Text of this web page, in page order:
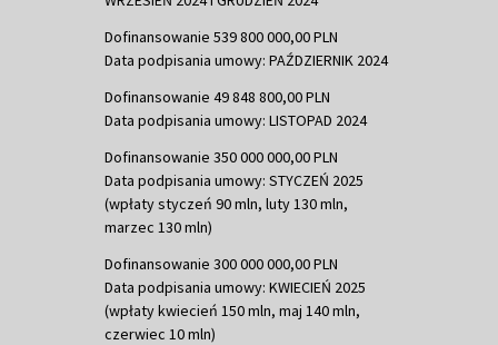
Dofinansowanie 539 800 000,00 PLN
Data podpisania umowy: PAŹDZIERNIK 2024
Dofinansowanie 49 848 800,00 PLN
Data podpisania umowy: LISTOPAD 2024
Dofinansowanie 350 000 000,00 PLN
Data podpisania umowy: STYCZEŃ 2025
(wpłaty styczeń 90 mln, luty 130 mln,
marzec 130 mln)
Dofinansowanie 300 000 000,00 PLN
Data podpisania umowy: KWIECIEŃ 2025
(wpłaty kwiecień 150 mln, maj 140 mln,
czerwiec 10 mln)